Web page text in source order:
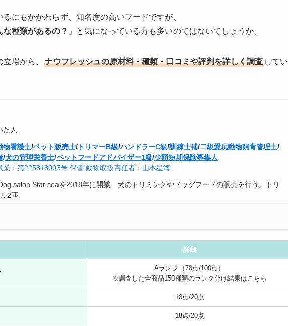
にもかかわらず、知名度の高いフードですが、
な種類があるの？ 」と気になっている方も多いのではないでしょうか。
場から、 ナウフレッシュの原材料・種類・口コミや評判を詳しく調査 してい
た人
物看護士/ペット販売士/ トリマーB級/ハンドラーC級/訓練士補/二級愛玩動物飼育管理士/
/犬の管理栄養士/ペットフードアドバイザー1級/少額短期保険募集人
業：第225818003号 保管 動物取扱責任者：山本星海
salon Star seaを2018年に開業、犬のトリミングやドッグフードの販売を行う。トリ
2匹
詳細
Aランク（78点/100点）
※調査した全商品150種類のランク分け結果はこちら
18点/20点
18点/20点